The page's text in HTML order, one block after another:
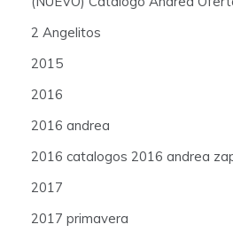
2 Angelitos
2015
2016
2016 andrea
2016 catalogos 2016 andrea
2017
2017 primavera